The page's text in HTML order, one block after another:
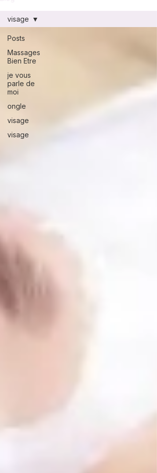
Posts
Massages
Bien Etre
je vous
parle de
moi
ongle
visage
visage
visage